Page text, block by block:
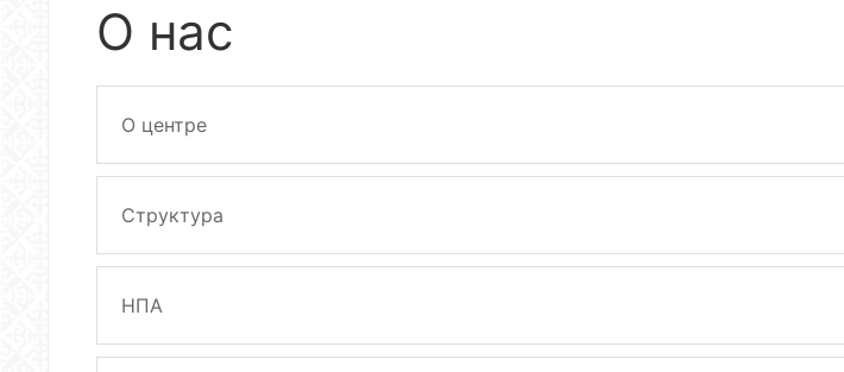
О нас
О центре
Структура
НПА